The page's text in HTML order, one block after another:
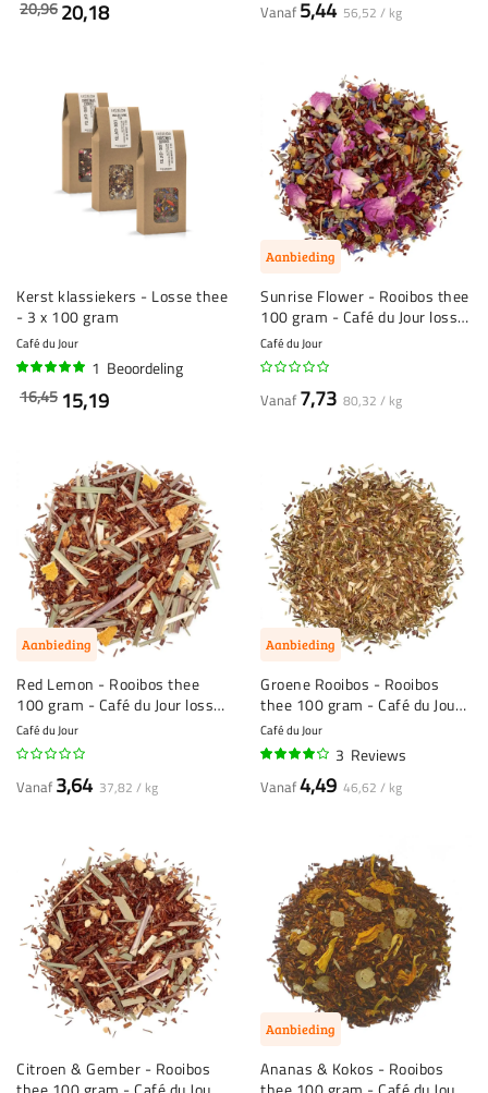
20,18
20,96 Vanaf 5,44 56,52 / kg
Kerst klassiekers - Losse thee
- 3 x 100 gram
Café du Jour
1 Beoordeling
15,19
16,45
Aanbieding
Sunrise Flower - Rooibos thee
100 gram - Café du Jour losse
thee
Café du Jour
Vanaf 7,73 80,32 / kg
Aanbieding
Red Lemon - Rooibos thee
100 gram - Café du Jour losse
thee
Café du Jour
Vanaf 3,64 37,82 / kg
Aanbieding
Groene Rooibos - Rooibos
thee 100 gram - Café du Jour
losse thee
Café du Jour
3 Reviews
Vanaf4,49 46,62 / kg
Citroen & Gember - Rooibos
Aanbieding
Ananas & Kokos - Rooibos